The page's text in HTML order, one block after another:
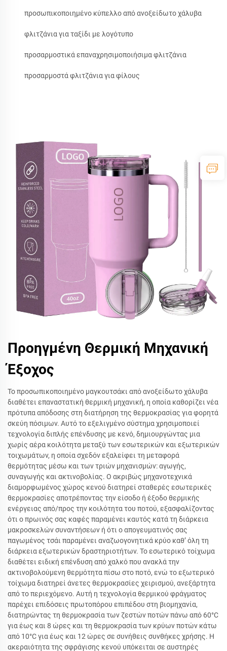
προσωπικοποιημένο κύπελλο από ανοξείδωτο χάλυβα
φλιτζάνια για ταξίδι με λογότυπο
προσαρμοστικά επαναχρησιμοποιήσιμα φλιτζάνια
προσαρμοστά φλιτζάνια για φίλους
Προηγμένη Θερμική Μηχανική
Έξοχος
Το προσωπικοποιημένο μαγκουτσάκι από ανοξείδωτο χάλυβα
διαθέτει επαναστατική θερμική μηχανική, η οποία καθορίζει νέα
πρότυπα απόδοσης στη διατήρηση της θερμοκρασίας για φορητά
σκεύη πόσιμων. Αυτό το εξελιγμένο σύστημα χρησιμοποιεί
τεχνολογία διπλής επένδυσης με κενό, δημιουργώντας μια
χωρίς αέρα κοιλότητα μεταξύ των εσωτερικών και εξωτερικών
τοιχωμάτων, η οποία σχεδόν εξαλείφει τη μεταφορά
θερμότητας μέσω και των τριών μηχανισμών: αγωγής,
συναγωγής και ακτινοβολίας. Ο ακριβώς μηχανοτεχνικά
διαμορφωμένος χώρος κενού διατηρεί σταθερές εσωτερικές
θερμοκρασίες αποτρέποντας την είσοδο ή έξοδο θερμικής
ενέργειας από/προς την κοιλότητα του ποτού, εξασφαλίζοντας
ότι ο πρωινός σας καφές παραμένει καυτός κατά τη διάρκεια
μακροσκελών συναντήσεων ή ότι ο απογευματινός σας
παγωμένος τσάι παραμένει αναζωογονητικά κρύο καθ’ όλη τη
διάρκεια εξωτερικών δραστηριοτήτων. Το εσωτερικό τοίχωμα
διαθέτει ειδική επένδυση από χαλκό που ανακλά την
ακτινοβολούμενη θερμότητα πίσω στο ποτό, ενώ το εξωτερικό
τοίχωμα διατηρεί άνετες θερμοκρασίες χειρισμού, ανεξάρτητα
από το περιεχόμενο. Αυτή η τεχνολογία θερμικού φράγματος
παρέχει επιδόσεις πρωτοπόρου επιπέδου στη βιομηχανία,
διατηρώντας τη θερμοκρασία των ζεστών ποτών πάνω από 60°C
για έως και 8 ώρες και τη θερμοκρασία των κρύων ποτών κάτω
από 10°C για έως και 12 ώρες σε συνήθεις συνθήκες χρήσης. Η
ακεραιότητα της σφράγισης κενού υπόκειται σε αυστηρές